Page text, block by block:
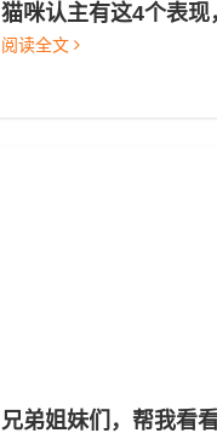
猫咪认主有这4个表现
阅读全文
兄弟姐妹们，帮我看